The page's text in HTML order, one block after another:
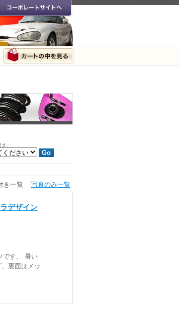
:
き一覧 写真のみ一覧
デザイン
です。 暑い
裏面はメッ